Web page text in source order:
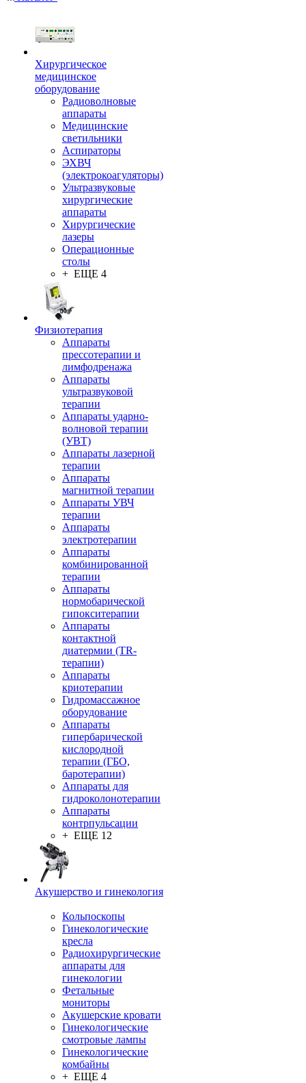
Хирургическое
медицинское
оборудование
Радиоволновые
аппараты
Медицинские
светильники
Аспираторы
ЭХВЧ
(электрокоагуляторы)
Ультразвуковые
хирургические
аппараты
Хирургические
лазеры
Операционные
столы
+ ЕЩЕ 4
Физиотерапия
Аппараты
прессотерапии и
лимфодренажа
Аппараты
ультразвуковой
терапии
Аппараты ударно-
волновой терапии
(УВТ)
Аппараты лазерной
терапии
Аппараты
магнитной терапии
Аппараты УВЧ
терапии
Аппараты
электротерапии
Аппараты
комбинированной
терапии
Аппараты
нормобарической
гипокситерапии
Аппараты
контактной
диатермии (TR-
терапии)
Аппараты
криотерапии
Гидромассажное
оборудование
Аппараты
гипербарической
кислородной
терапии (ГБО,
баротерапии)
Аппараты для
гидроколонотерапии
Аппараты
контрпульсации
+ ЕЩЕ 12
Акушерство и гинекология
Кольпоскопы
Гинекологические
кресла
Радиохирургические
аппараты для
гинекологии
Фетальные
мониторы
Акушерские кровати
Гинекологические
смотровые лампы
Гинекологические
комбайны
+ ЕЩЕ 4